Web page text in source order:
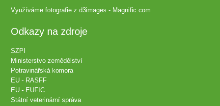
Využíváme fotografie zd3images - Magnific.com
Odkazy na zdroje
SZPI
Ministerstvo zemědělství
Potravinářská komora
EU - RASFF
EU - EUFIC
Státní veterinární správa